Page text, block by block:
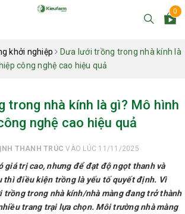
0
khởi nghiệp
Dưa lưới trồng trong nhà kính là
công nghệ cao hiệu quả
trong nhà kính là gì? Mô hình
nghệ cao hiệu quả
THANH TRÚC VÀO LÚC 11/11/2025
giá trị cao, nhưng để đạt độ ngọt thanh và
thì điều kiện trồng là yếu tố quyết định. Vì
trồng trong nhà kính/nhà màng đang trở thành
trang trại lựa chọn. Môi trường nhà màng